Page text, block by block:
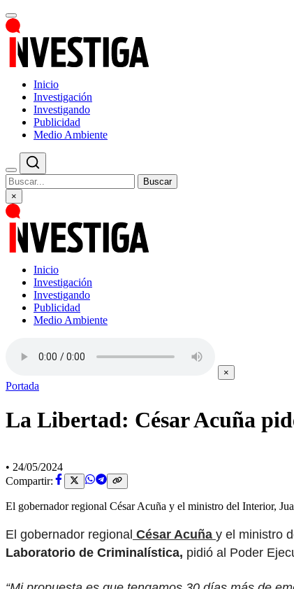
Inicio
Investigación
Investigando
Publicidad
Medio Ambiente
Buscar
×
Inicio
Investigación
Investigando
Publicidad
Medio Ambiente
×
Portada
La Libertad: César Acuña
• 24/05/2024
Compartir:
El gobernador regional César Acuña y el ministro del Interior,
El gobernador regional César Acuña y el ministro
Laboratorio de Criminalística, pidió al Poder